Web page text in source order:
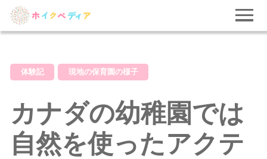
体験記 現地の保育園の様子
カナダの幼稚園では
自然を使ったアクテ